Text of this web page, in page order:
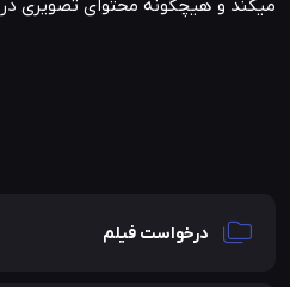
میکند و هیچگونه محتوای تصویری در
درخواست فیلم